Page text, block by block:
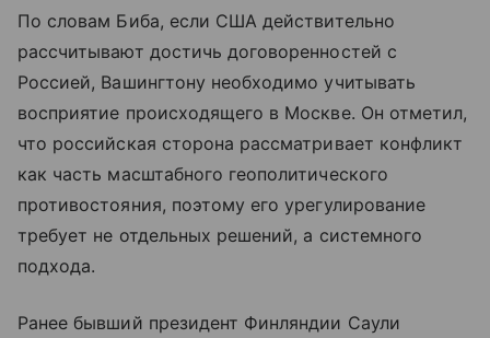
По словам Биба, если США действительно
рассчитывают достичь договоренностей с
Россией, Вашингтону необходимо учитывать
восприятие происходящего в Москве. Он отметил,
что российская сторона рассматривает конфликт
как часть масштабного геополитического
противостояния, поэтому его урегулирование
требует не отдельных решений, а системного
подхода.
Ранее бывший президент Финляндии Саули